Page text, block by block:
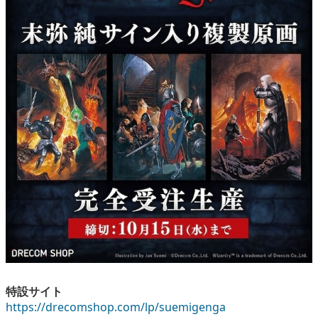
特設サイト
https://drecomshop.com/lp/suemigenga